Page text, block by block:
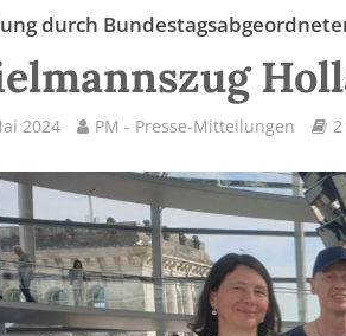
durch
2024 PM - Presse-Mitteilungen